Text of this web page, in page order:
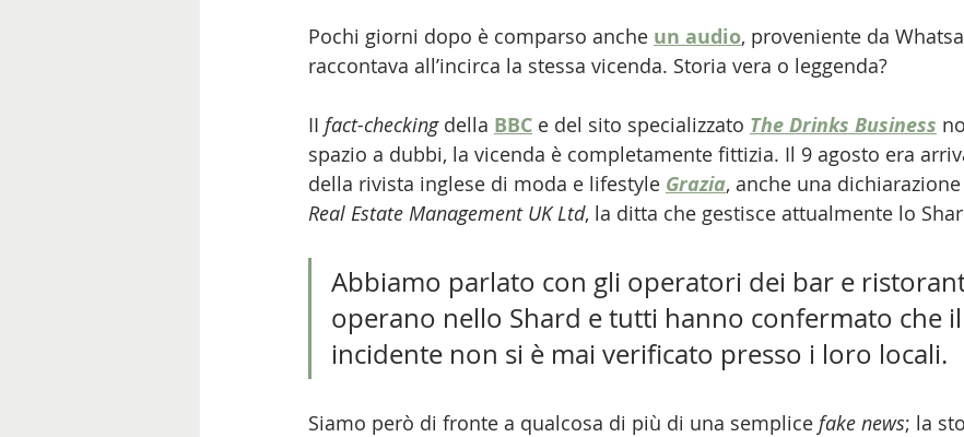
Pochi giorni dopo è comparso anche un audio, proveniente da
raccontava all’incirca la stessa vicenda. Storia vera o leggenda?
II fact-checking della BBC e del sito specializzato The Drinks Business
spazio a dubbi, la vicenda è completamente fittizia. Il 9 agosto era
della rivista inglese di moda e lifestyle Grazia, anche una
Real Estate Management UK Ltd, la ditta che gestisce attualmente lo
Abbiamo parlato con gli operatori dei bar e
operano nello Shard e tutti hanno confermato che
incidente non si è mai verificato presso i loro locali.
Siamo però di fronte a qualcosa di più di una semplice fake news; la